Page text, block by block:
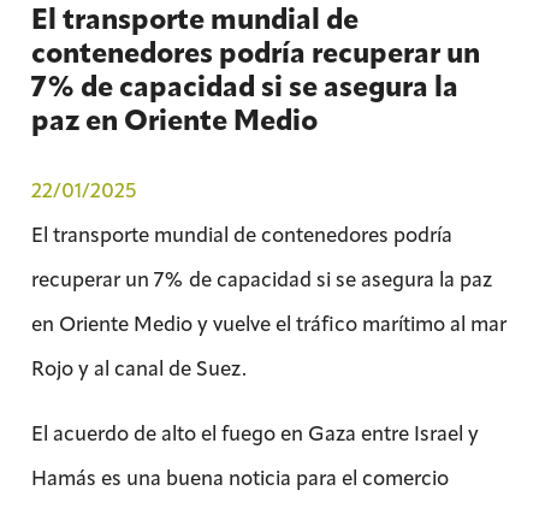
El transporte mundial de
contenedores podría recuperar un
7% de capacidad si se asegura la
paz en Oriente Medio
22/01/2025
El transporte mundial de contenedores podría
recuperar un 7% de capacidad si se asegura la paz
en Oriente Medio y vuelve el tráfico marítimo al mar
Rojo y al canal de Suez.
El acuerdo de alto el fuego en Gaza entre Israel y
Hamás es una buena noticia para el comercio